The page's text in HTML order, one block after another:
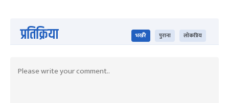
प्रतिक्रिया भर्खरै पुराना लोकप्रिय